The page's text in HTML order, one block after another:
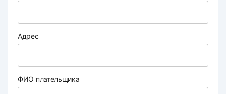
Адрес
ФИО плательщика